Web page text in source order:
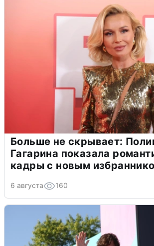
Больше не скрывает:
Гагарина показала
кадры с новым
6 августа 160